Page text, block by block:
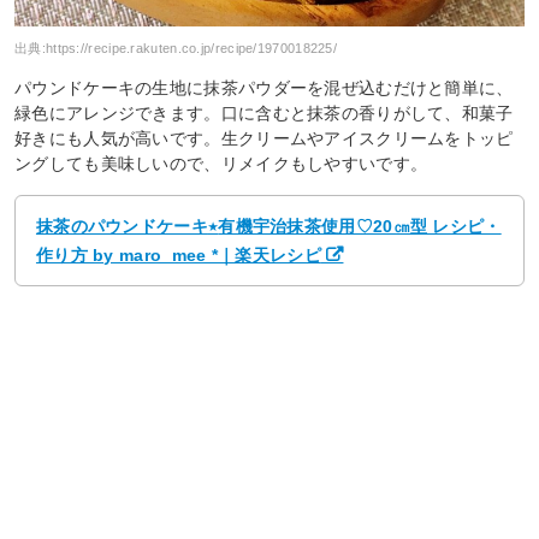
出典: https://recipe.rakuten.co.jp/recipe/1970018225/
パウンドケーキの生地に抹茶パウダーを混ぜ込むだけと簡単に、
緑色にアレンジできます。口に含むと抹茶の香りがして、和菓子
好きにも人気が高いです。生クリームやアイスクリームをトッピ
ングしても美味しいので、リメイクもしやすいです。
抹茶のパウンドケーキ‎٭有機宇治抹茶使用♡20㎝型 レシピ・
作り方 by maro_mee *｜楽天レシピ